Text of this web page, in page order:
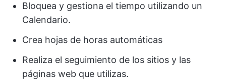
Bloquea y gestiona el tiempo utilizando un
Calendario.
Crea hojas de horas automáticas
Realiza el seguimiento de los sitios y las
páginas web que utilizas.